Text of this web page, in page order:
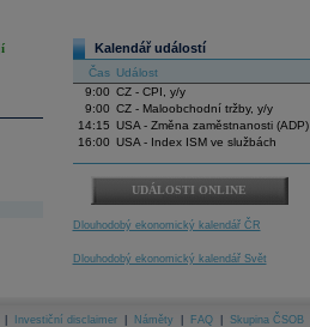
Kalendář událostí
Čas Událost
9:00 CZ - CPI, y/y
9:00 CZ - Maloobchodní tržby, y/y
14:15 USA - Změna zaměstnanosti (ADP)
16:00 USA - Index ISM ve službách
UDÁLOSTI ONLINE
Dlouhodobý ekonomický kalendář ČR
Dlouhodobý ekonomický kalendář Svět
Investiční disclaimer Náměty FAQ Skupina ČSOB